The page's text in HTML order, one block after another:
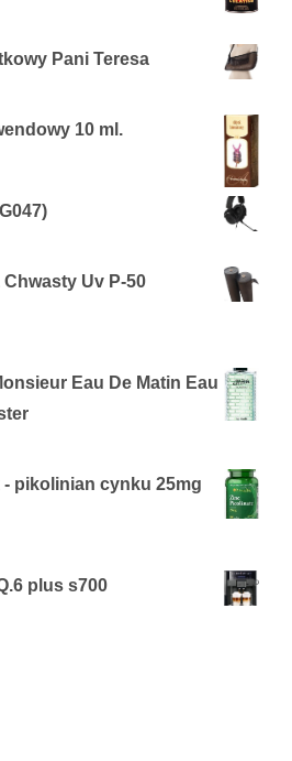
Pani Teresa
10 ml.
Chwasty Uv P-50
Eau De Matin Eau
pikolinian cynku 25mg
plus s700